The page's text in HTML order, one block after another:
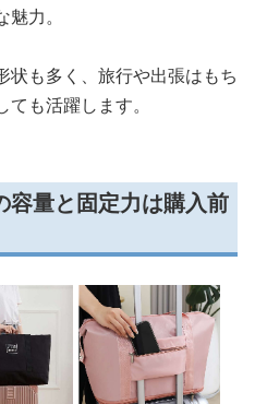
力。
状も多く、旅行や出張はもち
も活躍します。
容量と固定力は購入前